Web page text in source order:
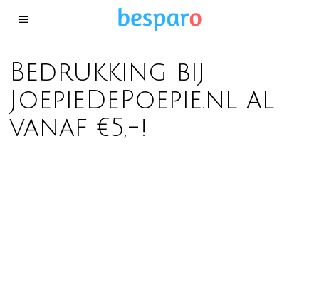
Bedrukking bij
JoepieDePoepie.nl al
vanaf €5,-!